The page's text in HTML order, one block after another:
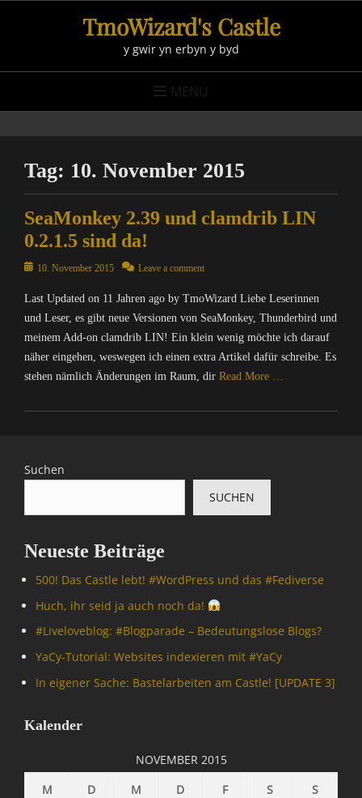
TmoWizard's Castle
y gwir yn erbyn y byd
MENU
Tag: 10. November 2015
SeaMonkey 2.39 und clamdrib LIN
0.2.1.5 sind da!
Posted10. November 2015 Leave a comment
Last Updated on 11 Jahren ago by TmoWizard Liebe Leserinnen
und Leser, es gibt neue Versionen von SeaMonkey, Thunderbird und
meinem Add-on clamdrib LIN! Ein klein wenig möchte ich darauf
näher eingehen, weswegen ich einen extra Artikel dafür schreibe. Es
stehen nämlich Änderungen im Raum, dir Read More …
Categories
p
t
r
I
e
e
Suchen
SUCHEN
Neueste Beiträge
500! Das Castle lebt! #WordPress und das #Fediverse
Huch, ihr seid ja auch noch da!
#Livelove­blog: #Blogparade – Bedeutungslose Blogs?
YaCy-Tutorial: Websites indexieren mit #YaCy
In eigener Sache: Bastelarbeiten am Castle! [UPDATE 3]
Kalender
NOVEMBER 2015
M
D M D F S S